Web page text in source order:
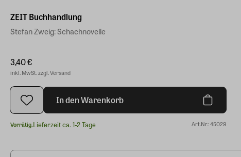
ZEIT Buchhandlung
Stefan Zweig: Schachnovelle
3,40 €
inkl. MwSt. zzgl. Versand
In den Warenkorb
Vorrätig.Lieferzeit ca. 1-2 Tage Art.Nr.: 45029